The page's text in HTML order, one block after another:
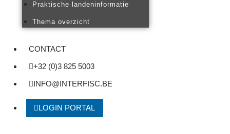
Praktische landeninformatie
Thema overzicht
CONTACT
+32 (0)3 825 5003
INFO@INTERFISC.BE
LOGIN PORTAL